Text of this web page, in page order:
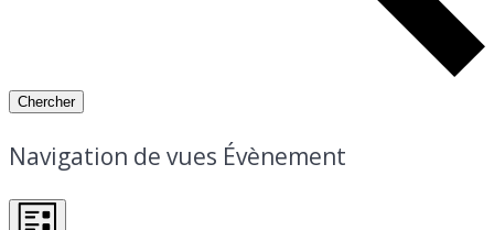
Chercher
Navigation de vues Évènement